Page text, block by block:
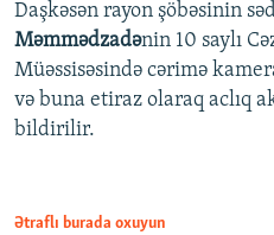
Auto 240p
720p
Daşkəsən rayon şöbəsinin
Məmmədzadənin 10 saylı
Müəssisəsində cərimə
və buna etiraz olaraq aclıq
bildirilir.
Ətraflı burada oxuyun